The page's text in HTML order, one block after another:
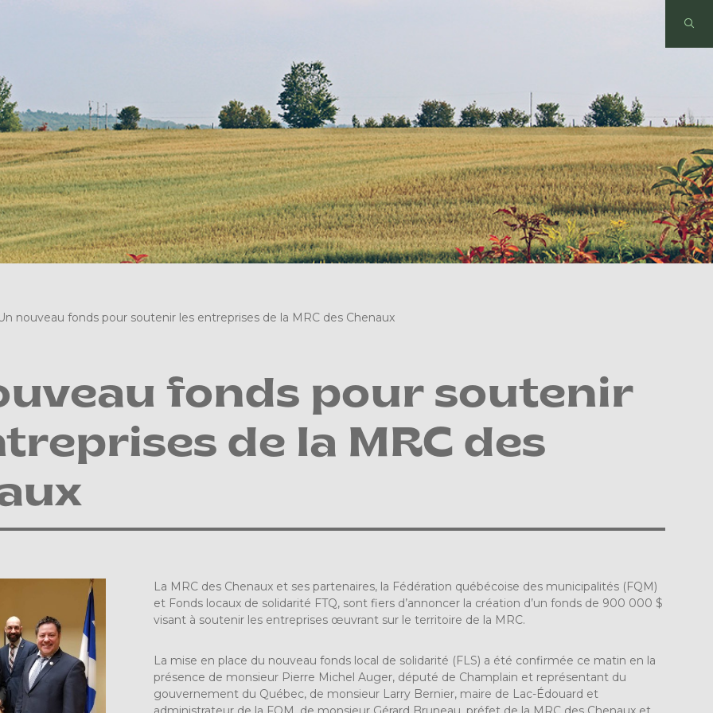
nouveau fonds pour soutenir les entreprises de la MRC des Chenaux
fonds pour soutenir
de la MRC des
La MRC des Chenaux et ses partenaires, la Fédération québécoise des municipalités (FQM)
et Fonds locaux de solidarité FTQ, sont fiers d’annoncer la création d’un fonds de 900 000 $
visant à soutenir les entreprises œuvrant sur le territoire de la MRC.
La mise en place du nouveau fonds local de solidarité (FLS) a été confirmée ce matin en la
présence de monsieur Pierre Michel Auger, député de Champlain et représentant du
gouvernement du Québec, de monsieur Larry Bernier, maire de Lac-Édouard et